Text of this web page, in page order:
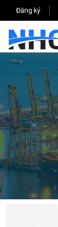
Đăng ký